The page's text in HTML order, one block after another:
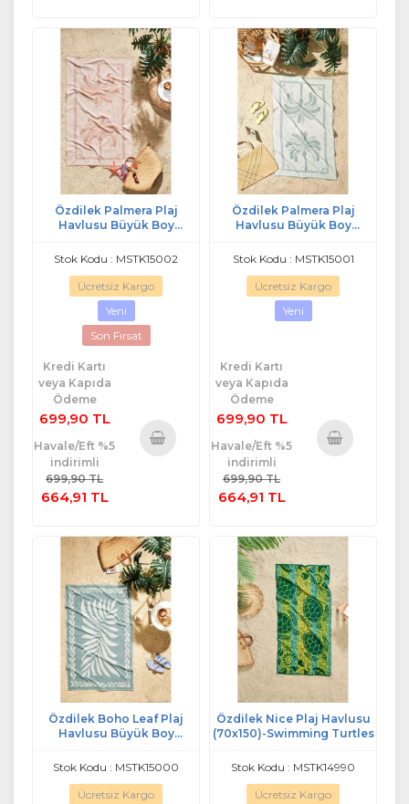
Özdilek Palmera Plaj
Havlusu Büyük Boy
Stok Kodu : MSTK15002
Ücretsiz Kargo
Yeni
Son Fırsat
Kredi Kartı
veya Kapıda
Ödeme
699,90 TL
Havale/Eft %5
indirimli
699,90 TL
664,91 TL
Özdilek Palmera Plaj
Havlusu Büyük Boy
Stok Kodu : MSTK15001
Ücretsiz Kargo
Yeni
Kredi Kartı
veya Kapıda
Ödeme
699,90 TL
Havale/Eft %5
indirimli
699,90 TL
664,91 TL
Özdilek Boho Leaf Plaj
Havlusu Büyük Boy
Stok Kodu : MSTK15000
Ücretsiz Kargo
Özdilek Nice Plaj Havlusu
(70x150)-Swimming Turtles
Stok Kodu : MSTK14990
Ücretsiz Kargo